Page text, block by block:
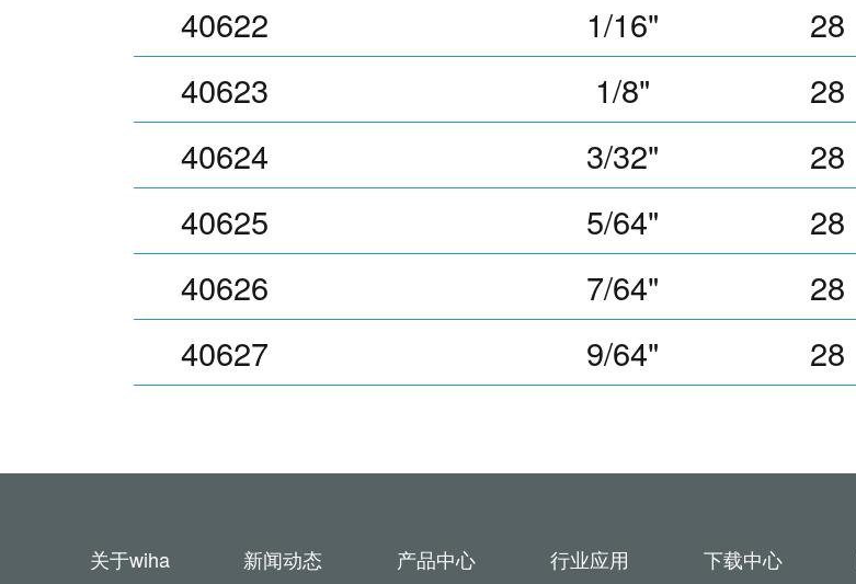
40622
1/16" 28
40623
1/8" 28
40624
3/32" 28
40625
5/64" 28
40626
7/64" 28
40627
9/64" 28
关于wiha 新闻动态 产品中心 行业应用 下载中心